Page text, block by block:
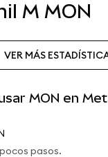
M MON
VER MÁS
MON en
pasos.